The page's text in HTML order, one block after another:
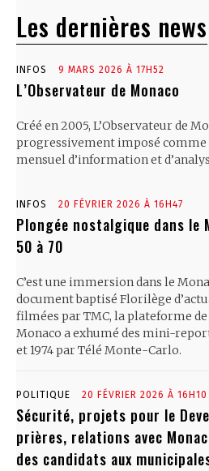
Les dernières news
INFOS 9 MARS 2026 À 17H52
L’Observateur de Monaco
Créé en 2005, L’Observateur de
progressivement imposé comme
mensuel d’information et
INFOS 20 FÉVRIER 2026 À 16H47
Plongée nostalgique dans le
50 à 70
C’est une immersion dans le
document baptisé Florilège
filmées par TMC, la plateforme
Monaco a exhumé des mini-
et 1974 par Télé Monte-Carlo.
POLITIQUE 20 FÉVRIER 2026 À 16H10
Sécurité, projets pour le
prières, relations avec
des candidats aux